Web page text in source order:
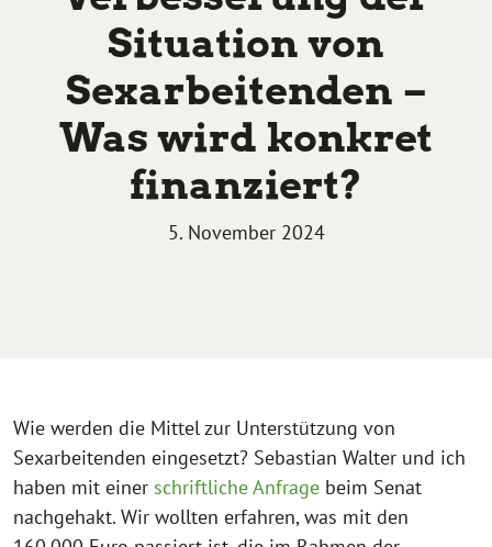
Situation von
Sexarbeitenden –
Was wird konkret
finanziert?
5. November 2024
Wie werden die Mittel zur Unterstützung von
Sexarbeitenden eingesetzt? Sebastian Walter und ich
haben mit einer schriftliche Anfrage beim Senat
nachgehakt. Wir wollten erfahren, was mit den